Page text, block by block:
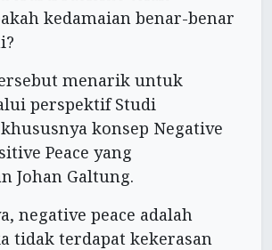
kedamaian benar-benar
menarik untuk
perspektif Studi
konsep Negative
Peace yang
Johan Galtung.
negative peace adalah
tidak terdapat kekerasan